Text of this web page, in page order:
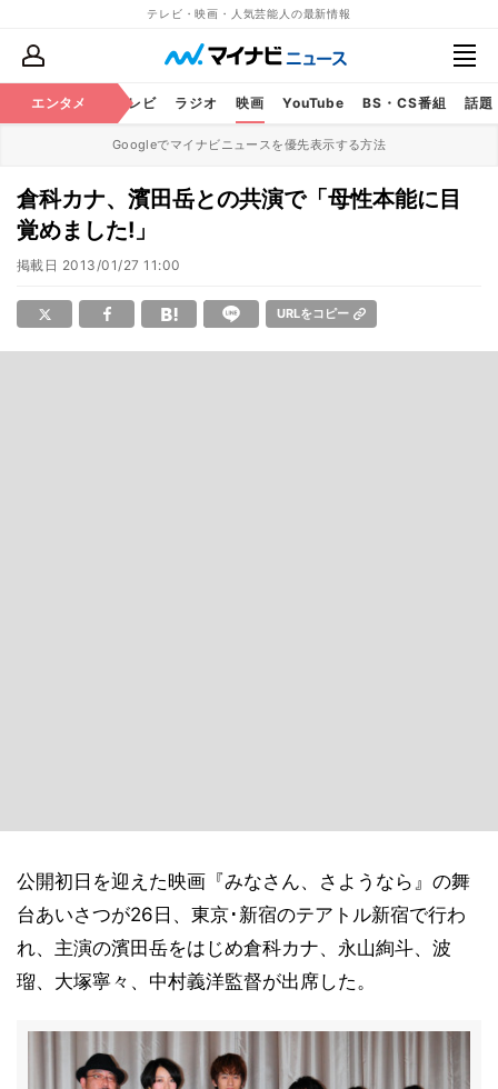
テレビ・映画・人気芸能人の最新情報
エンタメ
芸能 テレビ ラジオ 映画 YouTube BS・CS番組 話題
Googleでマイナビニュースを優先表示する方法
倉科カナ、濱田岳との共演で「母性本能に目
覚めました!」
掲載日 2013/01/27 11:00
URLをコピー
公開初日を迎えた映画『みなさん、さようなら』の舞
台あいさつが26日、東京･新宿のテアトル新宿で行わ
れ、主演の濱田岳をはじめ倉科カナ、永山絢斗、波
瑠、大塚寧々、中村義洋監督が出席した。